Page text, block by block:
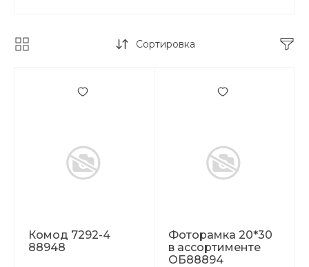
Сортировка
Комод 7292-4
88948
Фоторамка 20*30
в ассортименте
ОБ88894